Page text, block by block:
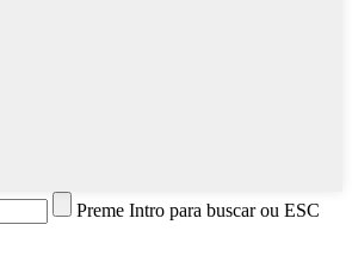
Preme Intro para buscar ou ESC